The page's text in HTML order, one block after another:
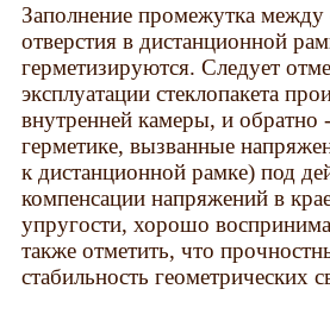
Заполнение промежутка между
отверстия в дистанционной
герметизируются. Следует
эксплуатации стеклопакета
внутренней камеры, и
герметике, вызванные
к дистанционной рамке) под
компенсации напряжений в
упругости, хорошо
также отметить, что
стабильность геометрических